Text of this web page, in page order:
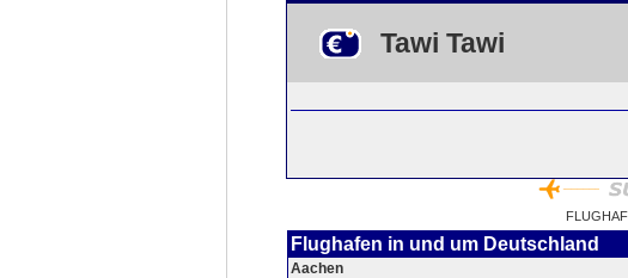
Tawi Tawi
Flughafen in und um Deutschland
Aachen